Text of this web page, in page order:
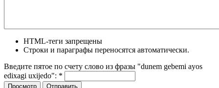
HTML-теги запрещены
Строки и параграфы переносятся автоматически.
Введите пятое по счету слово из фразы "dunem gebemi ayos
edixagi uxijedo": *